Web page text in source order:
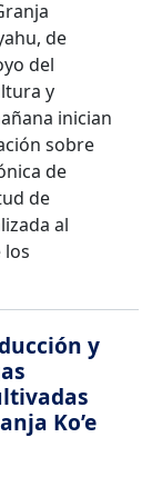
de
del
y
inician
sobre
de
de
al
los
y
Ko’e